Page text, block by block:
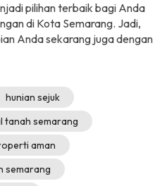
pilihan terbaik bagi Anda
di Kota Semarang. Jadi,
Anda sekarang juga dengan
hunian sejuk
tanah semarang
aman
semarang